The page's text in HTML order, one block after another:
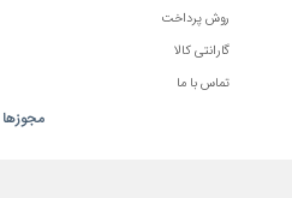
روش پرداخت
گارانتی کالا
تماس با ما
مجوزها